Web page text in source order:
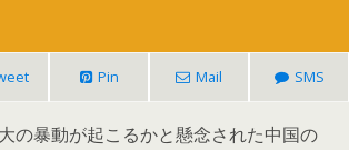
Pin Mail SMS
の暴動が起こるかと懸念された中国の